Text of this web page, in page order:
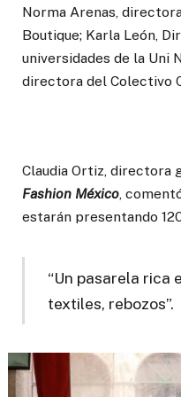
Norma Arenas,
Boutique; Karla León,
universidades de la Uni
directora del Colectivo
Claudia Ortiz, directora
Fashion México ,
estarán presentando
“Un pasarela rica
textiles, rebozos”.